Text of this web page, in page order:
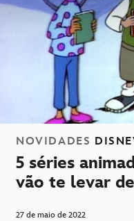
NOVIDADES
5 séries
vão te levar
27 de maio de 2022